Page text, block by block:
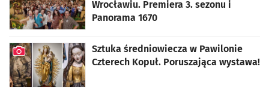
Wrocławiu. Premiera 3. sezonu i
Panorama 1670
Sztuka średniowiecza w Pawilonie
Czterech Kopuł. Poruszająca wystawa!